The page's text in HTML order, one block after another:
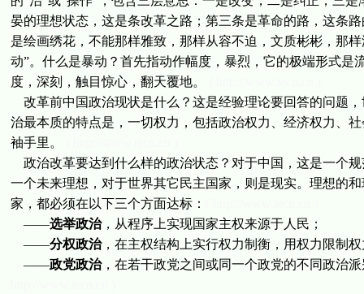
晏的理想状态，这是条改革之路；第三条是革命的路，这条
是绘画绣花，不能那样雅致，那样从容不迫，文质彬彬，那
动”。什么是暴动？首先指动作幅度，暴烈，它的极端形式
度，深刻，触目惊心，翻天覆地。
改革前中国政治现状是什么？这是经验理论要回答的问题
治最本质的特点是，一切权力，包括政治权力、经济权力、
袖手里。
政治改革要达到什么样的政治状态？对于中国，这是一个
一个未来理想，对于世界其它民主国家，则是现实。理想的
家，都必须在以下三个方面达标：
——选举政治，从程序上实现国家主权来源于人民；
——分权政治，在主权结构上实行权力制衡，用权力限制权
——政党政治，在若干政党之间或同一个政党的不同政治